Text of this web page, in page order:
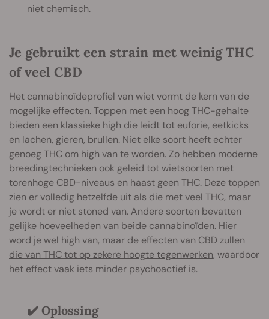
niet chemisch.
Je gebruikt een strain met weinig THC
of veel CBD
Het cannabinoïdeprofiel van wiet vormt de kern van de
mogelijke effecten. Toppen met een hoog THC-gehalte
bieden een klassieke high die leidt tot euforie, eetkicks
en lachen, gieren, brullen. Niet elke soort heeft echter
genoeg THC om high van te worden. Zo hebben moderne
breedingtechnieken ook geleid tot wietsoorten met
torenhoge CBD-niveaus en haast geen THC. Deze toppen
zien er volledig hetzelfde uit als die met veel THC, maar
je wordt er niet stoned van. Andere soorten bevatten
gelijke hoeveelheden van beide cannabinoïden. Hier
word je wel high van, maar de effecten van CBD zullen
die van THC tot op zekere hoogte tegenwerken, waardoor
het effect vaak iets minder psychoactief is.
✔️ Oplossing